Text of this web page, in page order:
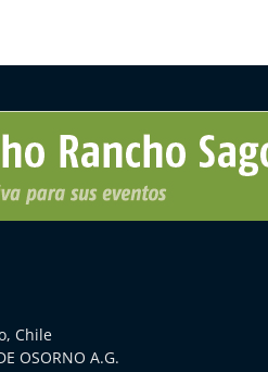
Chile
OSORNO A.G.